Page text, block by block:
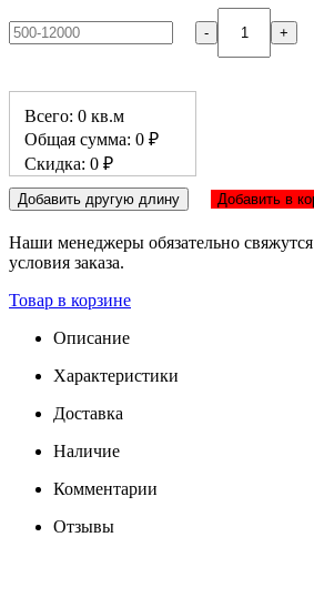
- +
Всего: 0 кв.м
Общая сумма: 0 ₽
Скидка: 0 ₽
Добавить другую длину Добавить в
Наши менеджеры обязательно
условия заказа.
Товар в корзине
Описание
Характеристики
Доставка
Наличие
Комментарии
Отзывы